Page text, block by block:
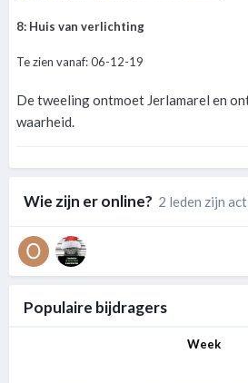
8: Huis van verlichting
Te zien vanaf: 06-12-19
De tweeling ontmoet Jerlamarel en
waarheid.
Wie zijn er online? 2 leden zijn
Populaire bijdragers
Week